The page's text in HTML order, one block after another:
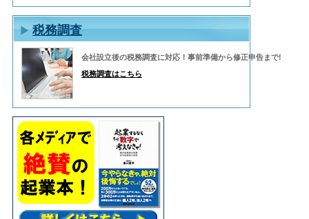
税務調査
会社設立後の税務調査に対応！事前準備から修正申告まで!
税務調査はこちら